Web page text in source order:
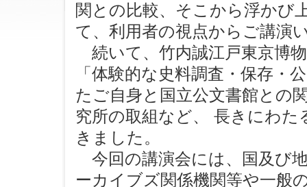
関との比較、そこから浮かび
て、利用者の視点からご講演
続いて、竹内誠江戸東京博
「体験的な史料調査・保存・
たご自身と国立公文書館との
究所の取組など、 長きにわ
きました。
今回の講演会には、国及び
ーカイブズ関係機関等や一般